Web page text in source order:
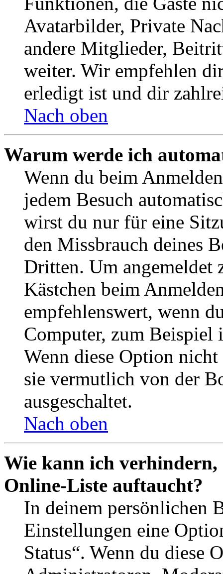
Avatarbilder, Private
andere Mitglieder,
weiter. Wir empfehlen
erledigt ist und dir
Nach oben
Warum werde ich
Wenn du beim
jedem Besuch
wirst du nur für eine
den Missbrauch deines
Dritten. Um angemeldet
Kästchen beim
empfehlenswert, wenn
Computer, zum Beispiel
Wenn diese Option
sie vermutlich von der
ausgeschaltet.
Nach oben
Wie kann ich verhindern,
Online-Liste auftaucht?
In deinem persönlichen
Einstellungen eine
Status“. Wenn du diese